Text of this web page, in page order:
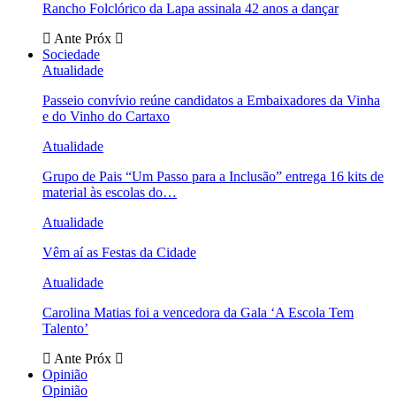
Rancho Folclórico da Lapa assinala 42 anos a dançar
Ante Próx
Sociedade
Atualidade
Passeio convívio reúne candidatos a Embaixadores da Vinha
e do Vinho do Cartaxo
Atualidade
Grupo de Pais “Um Passo para a Inclusão” entrega 16 kits de
material às escolas do…
Atualidade
Vêm aí as Festas da Cidade
Atualidade
Carolina Matias foi a vencedora da Gala ‘A Escola Tem
Talento’
Ante Próx
Opinião
Opinião